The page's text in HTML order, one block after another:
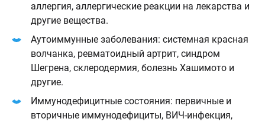
аллергия, аллергические реакции на лекарства и
другие вещества.
Аутоиммунные заболевания: системная красная
волчанка, ревматоидный артрит, синдром
Шегрена, склеродермия, болезнь Хашимото и
другие.
Иммунодефицитные состояния: первичные и
вторичные иммунодефициты, ВИЧ-инфекция,